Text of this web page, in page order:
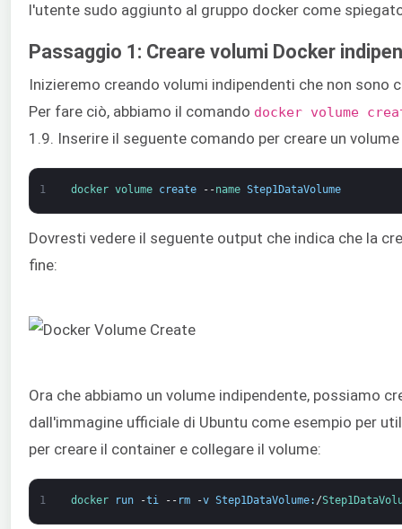
l'utente sudo aggiunto al gruppo docker come
Passaggio 1: Creare volumi Docker
Inizieremo creando volumi indipendenti che non sono
Per fare ciò, abbiamo il comando docker volume
1.9. Inserire il seguente comando per creare un
1 docker volume create --name Step1DataVolume
Dovresti vedere il seguente output che indica che la
fine:
Ora che abbiamo un volume indipendente, possiamo
dall'immagine ufficiale di Ubuntu come esempio per
per creare il container e collegare il volume:
1 docker run -ti -- rm -v Step1DataVolume: /